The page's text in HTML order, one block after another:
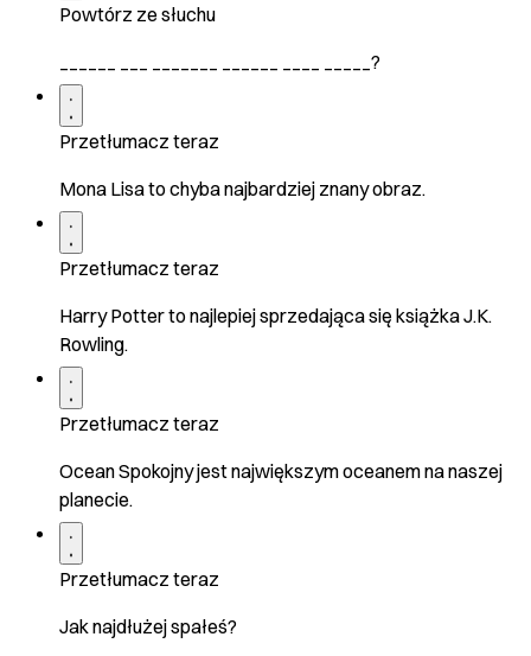
Powtórz ze słuchu
______ ___ _______ ______ ____ _____?
Przetłumacz teraz
Mona Lisa to chyba najbardziej znany obraz.
Przetłumacz teraz
Harry Potter to najlepiej sprzedająca się książka J.K.
Rowling.
Przetłumacz teraz
Ocean Spokojny jest największym oceanem na naszej
planecie.
Przetłumacz teraz
Jak najdłużej spałeś?